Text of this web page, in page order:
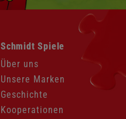
Navigation
überspringen
Schmidt Spiele
Über uns
Unsere Marken
Geschichte
Kooperationen